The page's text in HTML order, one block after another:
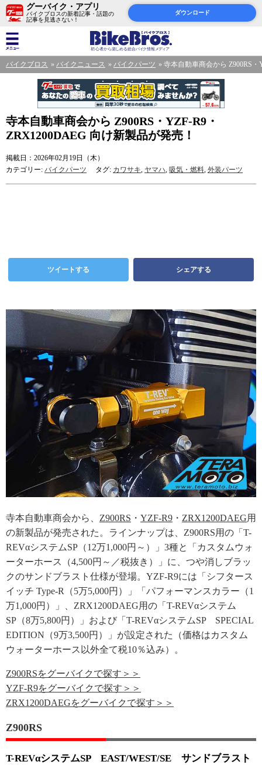
グーバイク・アプリ
バイクブロスの新着記事・話題の
記事を見逃さない！
ダウンロード
バイクブロス バイクニュース バイクパーツ 寺本自動車商会から Z900RS
寺本自動車商会から Z900RS・YZF-R9・
ZRX1200DAEG 向け新製品が発売！
掲載日：2026年02月19日（木）
カテゴリー: バイクパーツ タグ: カワサキ, ヤマハ, 吸気・燃料, 外装パーツ
ツイートする シェアする
寺本自動車商会から、 Z900RS ・ YZF-R9 ・ ZRX1200DAEG用
の新製品が発売された。ラインナップは、Z900RS用の「T-
REVαシステムSP（12万1,000円～）」3種と「カスタムウォ
ーターホース（4,500円～／税抜き）」に、つや消しブラッ
クのサンドブラスト仕様が登場。YZF-R9には「シフタース
イッチ Type-R（5万5,000円）」「パフォーマンスカラー（1
万1,000円）」、ZRX1200DAEG用の「T-REVαシステム
SP（8万5,800円）」および「T-REVαシステムSP SPECIAL
EDITION（9万3,500円）」が設定された（価格はカスタム
ウォーターホース以外全て税10％込み）。
Z900RSをグーバイクで探す＞＞
YZF-R9をグーバイクで探す＞＞
ZRX1200DAEGをグーバイクで探す＞＞
Z900RS
T-REVαシステムSP EAST/WEST/SE サンドブラスト